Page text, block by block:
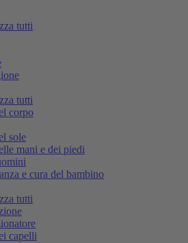
tutti
tutti
corpo
sole
mani e dei piedi
e cura del bambino
tutti
capelli